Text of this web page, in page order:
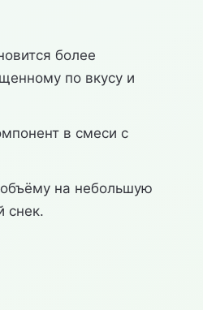
более
по вкусу и
в смеси с
на небольшую
снек.